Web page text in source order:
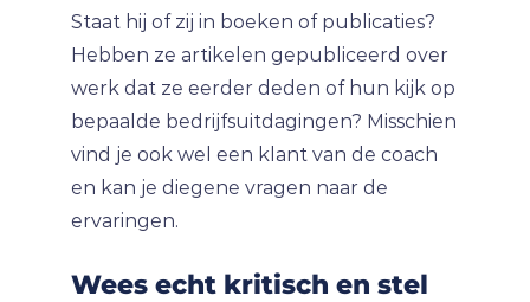
Staat hij of zij in boeken of publicaties?
Hebben ze artikelen gepubliceerd over
werk dat ze eerder deden of hun kijk op
bepaalde bedrijfsuitdagingen? Misschien
vind je ook wel een klant van de coach
en kan je diegene vragen naar de
ervaringen.
Wees echt kritisch en stel